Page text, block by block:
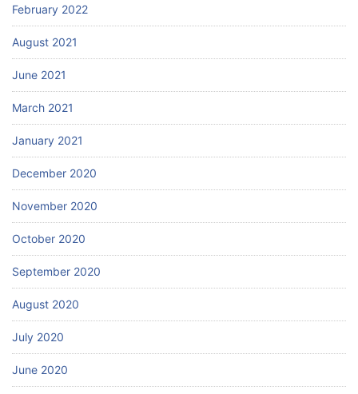
February 2022
August 2021
June 2021
March 2021
January 2021
December 2020
November 2020
October 2020
September 2020
August 2020
July 2020
June 2020